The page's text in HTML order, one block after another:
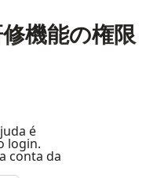
機能の権限
é
login.
conta da